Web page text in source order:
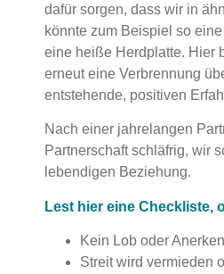
dafür sorgen, dass wir in
könnte zum Beispiel so
eine heiße Herdplatte. Hier
erneut eine Verbrennung
entstehende, positiven
Nach einer jahrelangen
Partnerschaft schläfrig, wir
lebendigen Beziehung.
Lest hier eine Checkliste,
Kein Lob oder
Streit wird vermieden